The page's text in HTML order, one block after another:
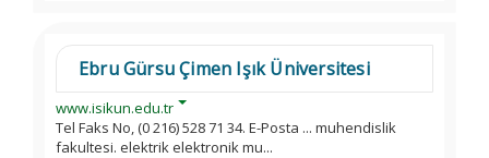
Ebru Gürsu Çimen Işık Üniversitesi
www.isikun.edu.tr
Tel Faks No, (0 216) 528 71 34. E-Posta ... muhendislik
fakultesi. elektrik elektronik mu...